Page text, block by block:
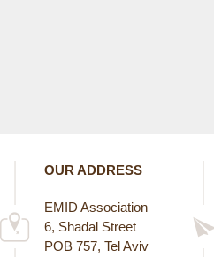
OUR ADDRESS
EMID Association
6, Shadal Street
POB 757, Tel Aviv